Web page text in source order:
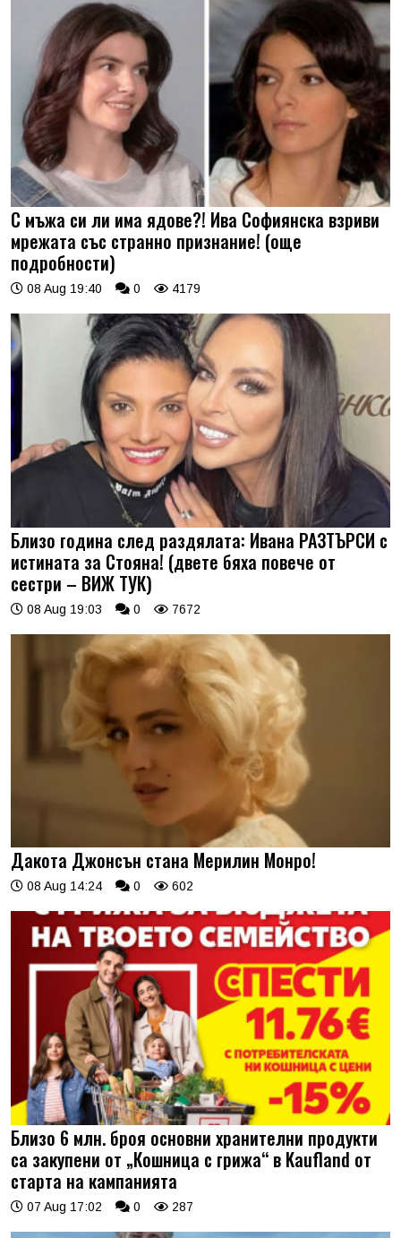
С мъжа си ли има ядове?! Ива Софиянска взриви
мрежата със странно признание! (още
подробности)
08 Aug 19:40 0 4179
Близо година след раздялата: Ивана РАЗТЪРСИ с
истината за Стояна! (двете бяха повече от
сестри – ВИЖ ТУК)
08 Aug 19:03 0 7672
Дакота Джонсън стана Мерилин Монро!
08 Aug 14:24 0 602
Близо 6 млн. броя основни хранителни продукти
са закупени от „Кошница с грижа“ в Kaufland от
старта на кампанията
07 Aug 17:02 0 287